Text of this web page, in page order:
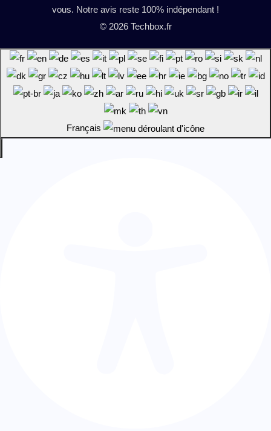
vous. Notre avis reste 100% indépendant !
© 2026 Techbox.fr
Français